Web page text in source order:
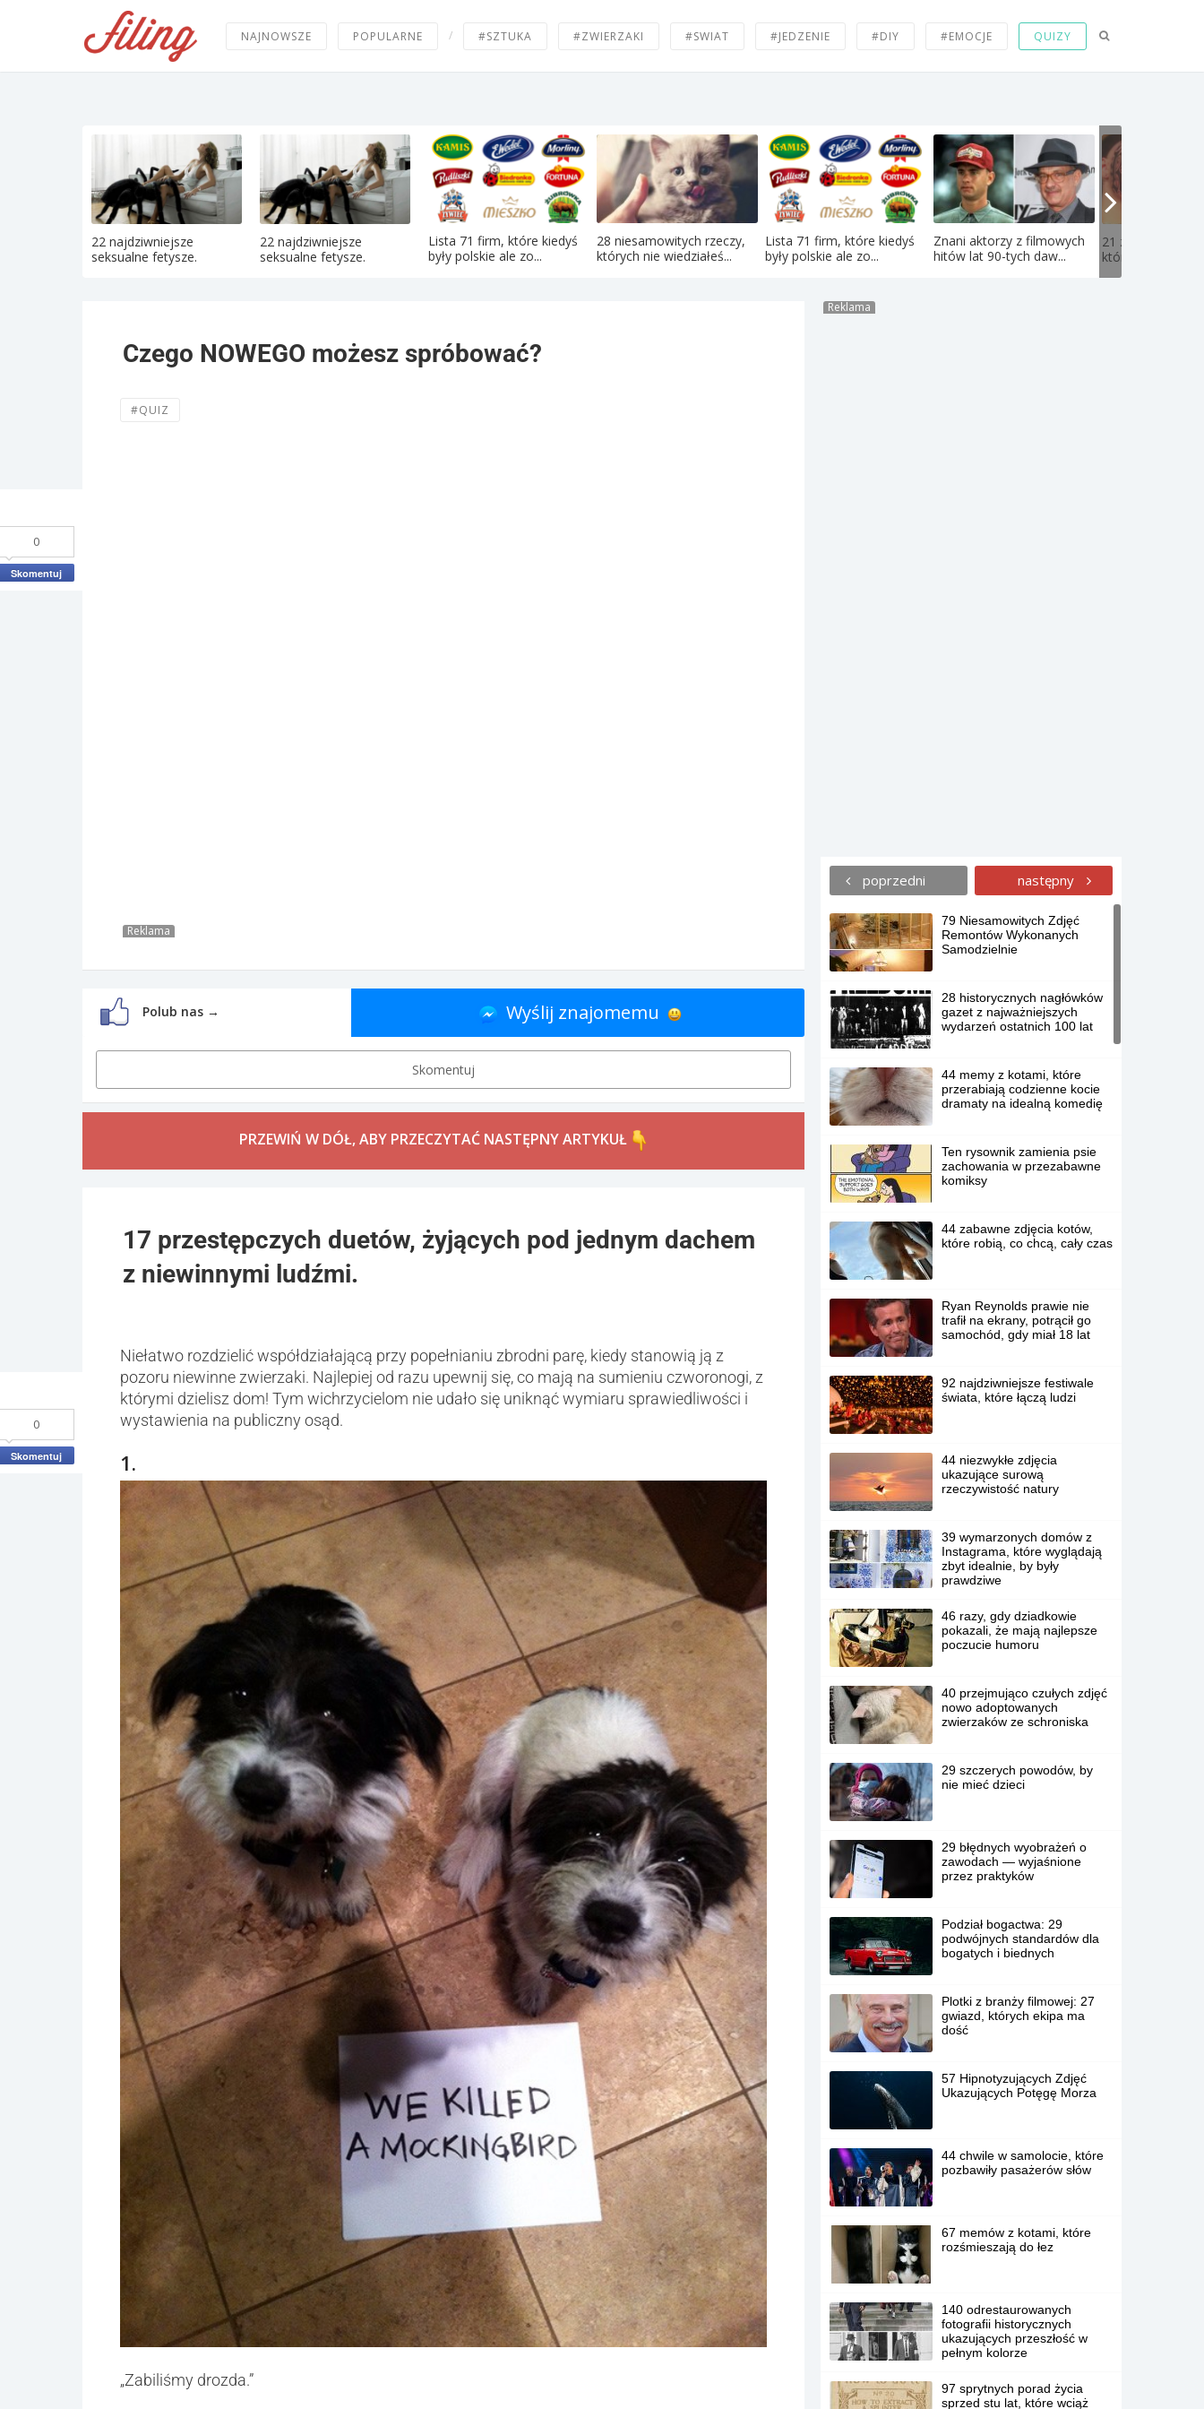
NAJNOWSZE POPULARNE / #SZTUKA #ZWIERZAKI #SWIAT #JEDZENIE #DIY #EMOCJE QUIZY
22 najdziwniejsze
seksualne fetysze.
22 najdziwniejsze
seksualne fetysze.
Lista 71 firm, które kiedyś
były polskie ale zo...
28 niesamowitych rzeczy,
których nie wiedziałeś...
Lista 71 firm, które kiedyś
były polskie ale zo...
Znani aktorzy z filmowych
hitów lat 90-tych daw...
21 zdjęć
których
Czego NOWEGO możesz spróbować?
#QUIZ
0
Skomentuj
Reklama
Polub nas → Wyślij znajomemu
Skomentuj
PRZEWIŃ W DÓŁ, ABY PRZECZYTAĆ NASTĘPNY ARTYKUŁ
17 przestępczych duetów, żyjących pod jednym dachem
z niewinnymi ludźmi.
0
Skomentuj
Niełatwo rozdzielić współdziałającą przy popełnianiu zbrodni parę, kiedy stanowią ją z
pozoru niewinne zwierzaki. Najlepiej od razu upewnij się, co mają na sumieniu czworonogi, z
którymi dzielisz dom! Tym wichrzycielom nie udało się uniknąć wymiaru sprawiedliwości i
wystawienia na publiczny osąd.
1.
„Zabiliśmy drozda.”
Reklama
poprzedni następny
79 Niesamowitych Zdjęć
Remontów Wykonanych
Samodzielnie
28 historycznych nagłówków
gazet z najważniejszych
wydarzeń ostatnich 100 lat
44 memy z kotami, które
przerabiają codzienne kocie
dramaty na idealną komedię
Ten rysownik zamienia psie
zachowania w przezabawne
komiksy
44 zabawne zdjęcia kotów,
które robią, co chcą, cały czas
Ryan Reynolds prawie nie
trafił na ekrany, potrącił go
samochód, gdy miał 18 lat
92 najdziwniejsze festiwale
świata, które łączą ludzi
44 niezwykłe zdjęcia
ukazujące surową
rzeczywistość natury
39 wymarzonych domów z
Instagrama, które wyglądają
zbyt idealnie, by były
prawdziwe
46 razy, gdy dziadkowie
pokazali, że mają najlepsze
poczucie humoru
40 przejmująco czułych zdjęć
nowo adoptowanych
zwierzaków ze schroniska
29 szczerych powodów, by
nie mieć dzieci
29 błędnych wyobrażeń o
zawodach — wyjaśnione
przez praktyków
Podział bogactwa: 29
podwójnych standardów dla
bogatych i biednych
Plotki z branży filmowej: 27
gwiazd, których ekipa ma
dość
57 Hipnotyzujących Zdjęć
Ukazujących Potęgę Morza
44 chwile w samolocie, które
pozbawiły pasażerów słów
67 memów z kotami, które
rozśmieszają do łez
140 odrestaurowanych
fotografii historycznych
ukazujących przeszłość w
pełnym kolorze
97 sprytnych porad życia
sprzed stu lat, które wciąż